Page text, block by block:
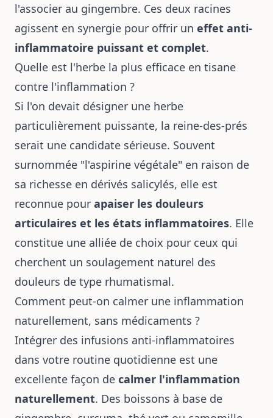
l'associer au gingembre. Ces deux racines
agissent en synergie pour offrir un effet anti-
inflammatoire puissant et complet.
Quelle est l'herbe la plus efficace en tisane
contre l'inflammation ?
Si l'on devait désigner une herbe
particulièrement puissante, la reine-des-prés
serait une candidate sérieuse. Souvent
surnommée "l'aspirine végétale" en raison de
sa richesse en dérivés salicylés, elle est
reconnue pour apaiser les douleurs
articulaires et les états inflammatoires. Elle
constitue une alliée de choix pour ceux qui
cherchent un soulagement naturel des
douleurs de type rhumatismal.
Comment peut-on calmer une inflammation
naturellement, sans médicaments ?
Intégrer des infusions anti-inflammatoires
dans votre routine quotidienne est une
excellente façon de calmer l'inflammation
naturellement. Des boissons à base de